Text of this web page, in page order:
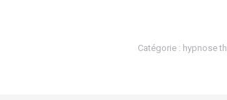
Catégorie : hypnose